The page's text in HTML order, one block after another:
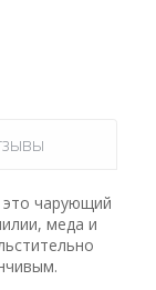
чарующий
меда и